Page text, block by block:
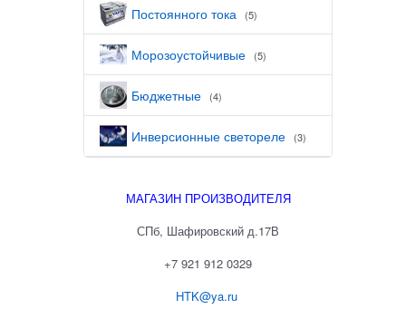
Постоянного тока (5)
Морозоустойчивые (5)
Бюджетные (4)
Инверсионные светореле (3)
МАГАЗИН ПРОИЗВОДИТЕЛЯ
СПб, Шафировский д.17В
+7 921 912 0329
HTK@ya.ru